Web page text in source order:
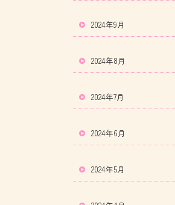
2024年9月
2024年8月
2024年7月
2024年6月
2024年5月